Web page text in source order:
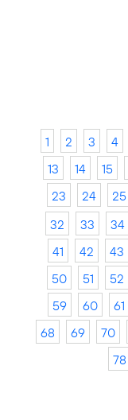
1 2 3 4
13
14 15
23
24 25
32
33 34
41
42 43
50
51 52
59
60 61
68
69 70
78